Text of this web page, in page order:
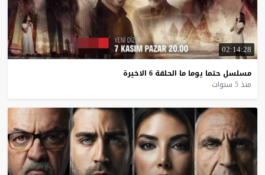
02:14:28
مسلسل حتما يوما ما الحلقة 6 الاخيرة
منذ 5 سنوات